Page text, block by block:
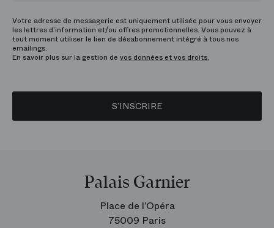
Votre adresse de messagerie est uniquement utilisée pour vous envoyer
les lettres d’information et/ou offres promotionnelles. Vous pouvez à
tout moment utiliser le lien de désabonnement intégré à tous nos
emailings.
En savoir plus sur la gestion de vos données et vos droits.
S’INSCRIRE
Palais Garnier
Place de l’Opéra
75009 Paris